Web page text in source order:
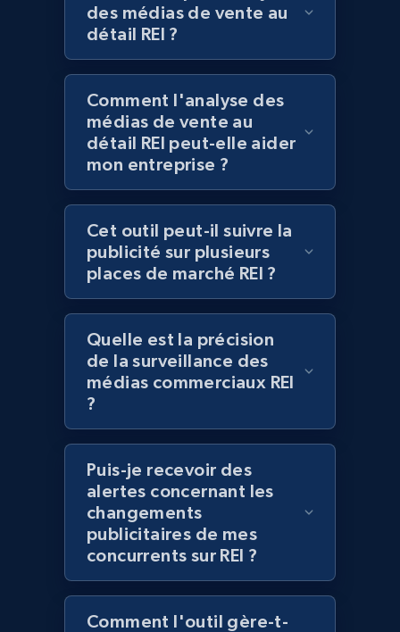
Best Buy products - Collect data on
products using specified keywords
URL, Product id, Title, Images, Final price,
Currency, Discount, Initial price, and more.
1.1K+ 149+ Commencer
Lazada - Products
URL, Title, Rating, Reviews, Initial price, Final
price, Currency, Stock, and more.
Lazada - Products - Discover products by
keyword
URL, Title, Rating, Reviews, Initial price, Final
price, Currency, Stock, and more.
991+ 165+ Commencer
Lazada - Products - Discover products by
category URL or brand URL
des médias de vente au
détail REI ?
Comment l'analyse des
médias de vente au
détail REI peut-elle aider
mon entreprise ?
Cet outil peut-il suivre la
publicité sur plusieurs
places de marché REI ?
Quelle est la précision
de la surveillance des
médias commerciaux REI
?
Puis-je recevoir des
alertes concernant les
changements
publicitaires de mes
concurrents sur REI ?
Comment l'outil gère-t-